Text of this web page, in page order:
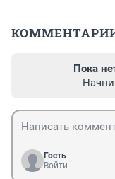
Пока
Гость
Войти